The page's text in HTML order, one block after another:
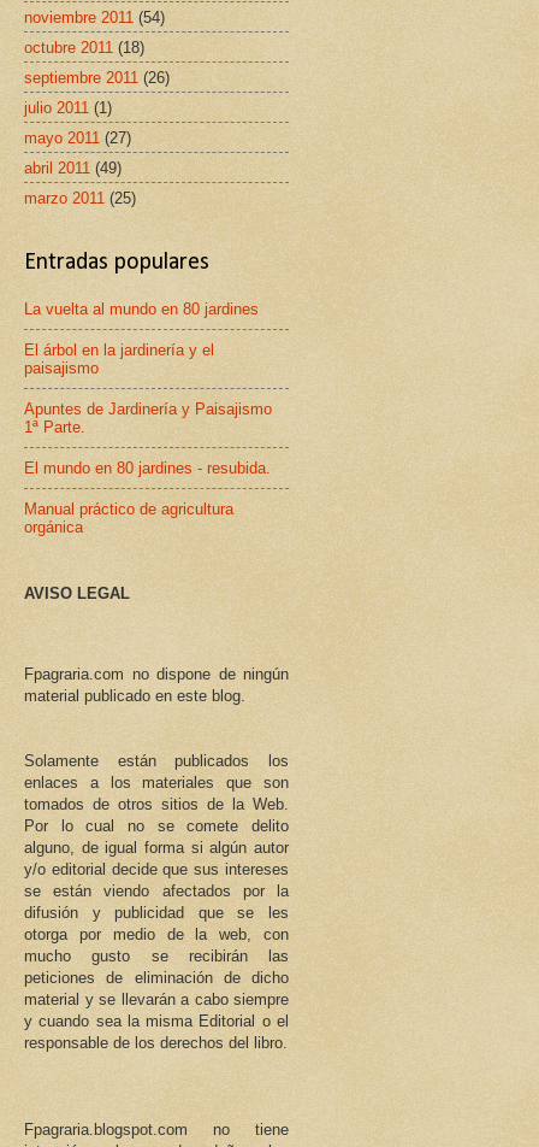
noviembre 2011 (54)
octubre 2011 (18)
septiembre 2011 (26)
julio 2011 (1)
mayo 2011 (27)
abril 2011 (49)
marzo 2011 (25)
Entradas populares
La vuelta al mundo en 80 jardines
El árbol en la jardinería y el
paisajismo
Apuntes de Jardinería y Paisajismo
1ª Parte.
El mundo en 80 jardines - resubida.
Manual práctico de agricultura
orgánica
AVISO LEGAL
Fpagraria.com no dispone de ningún
material publicado en este blog.
Solamente están publicados los
enlaces a los materiales que son
tomados de otros sitios de la Web.
Por lo cual no se comete delito
alguno, de igual forma si algún autor
y/o editorial decide que sus intereses
se están viendo afectados por la
difusión y publicidad que se les
otorga por medio de la web, con
mucho gusto se recibirán las
peticiones de eliminación de dicho
material y se llevarán a cabo siempre
y cuando sea la misma Editorial o el
responsable de los derechos del libro.
Fpagraria.blogspot.com no tiene